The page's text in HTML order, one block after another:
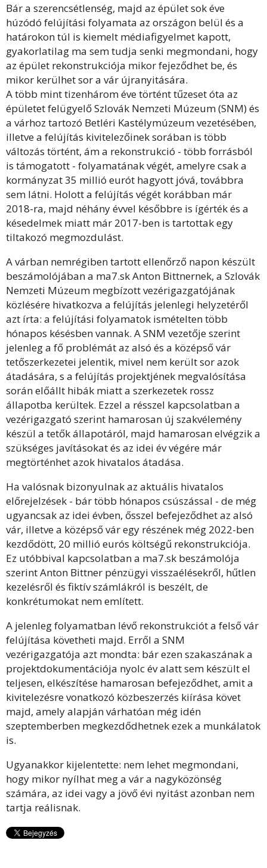
Bár a szerencsétlenség, majd az épület sok éve
húzódó felújítási folyamata az országon belül és a
határokon túl is kiemelt médiafigyelmet kapott,
gyakorlatilag ma sem tudja senki megmondani, hogy
az épület rekonstrukciója mikor fejeződhet be, és
mikor kerülhet sor a vár újranyitására.
A több mint tizenhárom éve történt tűzeset óta az
épületet felügyelő Szlovák Nemzeti Múzeum (SNM) és
a várhoz tartozó Betléri Kastélymúzeum vezetésében,
illetve a felújítás kivitelezőinek sorában is több
változás történt, ám a rekonstrukció - több forrásból
is támogatott - folyamatának végét, amelyre csak a
kormányzat 35 millió eurót hagyott jóvá, továbbra
sem látni. Holott a felújítás végét korábban már
2018-ra, majd néhány évvel későbbre is ígérték és a
késedelmek miatt már 2017-ben is tartottak egy
tiltakozó megmozdulást.
A várban nemrégiben tartott ellenőrző napon készült
beszámolójában a ma7.sk Anton Bittnernek, a Szlovák
Nemzeti Múzeum megbízott vezérigazgatójának
közlésére hivatkozva a felújítás jelenlegi helyzetéről
azt írta: a felújítási folyamatok ismételten több
hónapos késésben vannak. A SNM vezetője szerint
jelenleg a fő problémát az alsó és a középső vár
tetőszerkezetei jelentik, mivel nem került sor azok
átadására, s a felújítás projektjének megvalósítása
során előállt hibák miatt a szerkezetek rossz
állapotba kerültek. Ezzel a résszel kapcsolatban a
vezérigazgató szerint hamarosan új szakvélemény
készül a tetők állapotáról, majd hamarosan elvégzik a
szükséges javításokat és az idei év végére már
megtörténhet azok hivatalos átadása.
Ha valósnak bizonyulnak az aktuális hivatalos
előrejelzések - bár több hónapos csúszással - de még
ugyancsak az idei évben, ősszel befejeződhet az alsó
vár, illetve a középső vár egy részének még 2022-ben
kezdődött, 20 millió eurós költségű rekonstrukciója.
Ez utóbbival kapcsolatban a ma7.sk beszámolója
szerint Anton Bittner pénzügyi visszaélésekről, hűtlen
kezelésről és fiktív számlákról is beszélt, de
konkrétumokat nem említett.
A jelenleg folyamatban lévő rekonstrukciót a felső vár
felújítása követheti majd. Erről a SNM
vezérigazgatója azt mondta: bár ezen szakaszának a
projektdokumentációja nyolc év alatt sem készült el
teljesen, elkészítése hamarosan befejeződhet, amit a
kivitelezésre vonatkozó közbeszerzés kiírása követ
majd, amely alapján várhatóan még idén
szeptemberben megkezdődhetnek ezek a munkálatok
is.
Ugyanakkor kijelentette: nem lehet megmondani,
hogy mikor nyílhat meg a vár a nagyközönség
számára, az idei vagy a jövő évi nyitást azonban nem
tartja reálisnak.